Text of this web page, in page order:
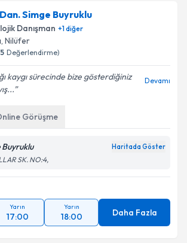
Simge Buyruklu
Danışman +1diğer
, Nilüfer
Değerlendirme)
kaygı sürecinde bize gösterdiğiniz
Devamı
Görüşme
Buyruklu Haritada Göster
SK. NO:4,
Yarın
17:00
Yarın
18:00 Daha Fazla